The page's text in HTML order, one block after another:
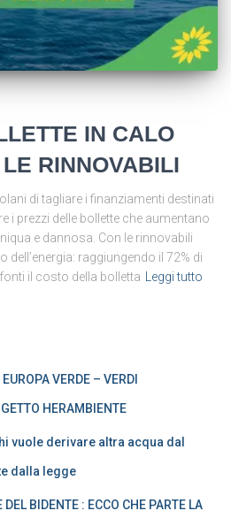
IN CALO
RINNOVABILI
di tagliare i finanziamenti destinati
i prezzi delle bollette che aumentano
e dannosa. Con le rinnovabili
dell’energia: raggiungendo il 72% di
il costo della bolletta
Leggi tutto
VERDE – VERDI
HERAMBIENTE
vuole derivare altra acqua dal
dalla legge
BIDENTE : ECCO CHE PARTE LA